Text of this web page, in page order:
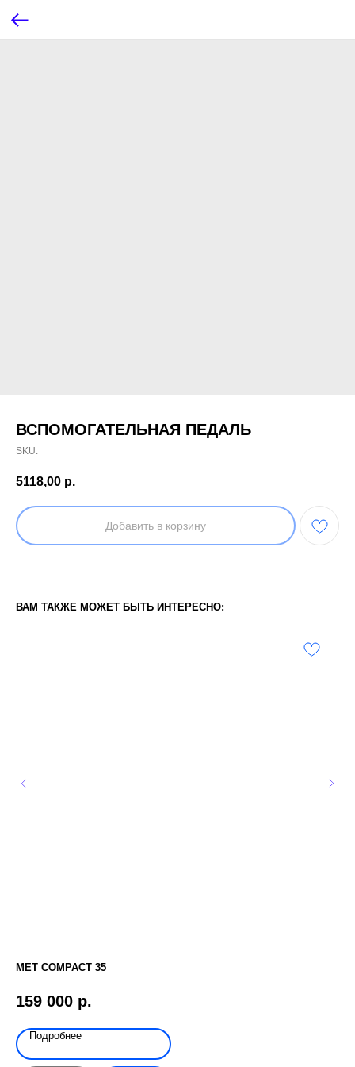
ВСПОМОГАТЕЛЬНАЯ ПЕДАЛЬ
SKU:
5118,00 р.
Добавить в корзину
ВАМ ТАКЖЕ МОЖЕТ БЫТЬ ИНТЕРЕСНО:
MET COMPACT 35
159 000 р.
Подробнее